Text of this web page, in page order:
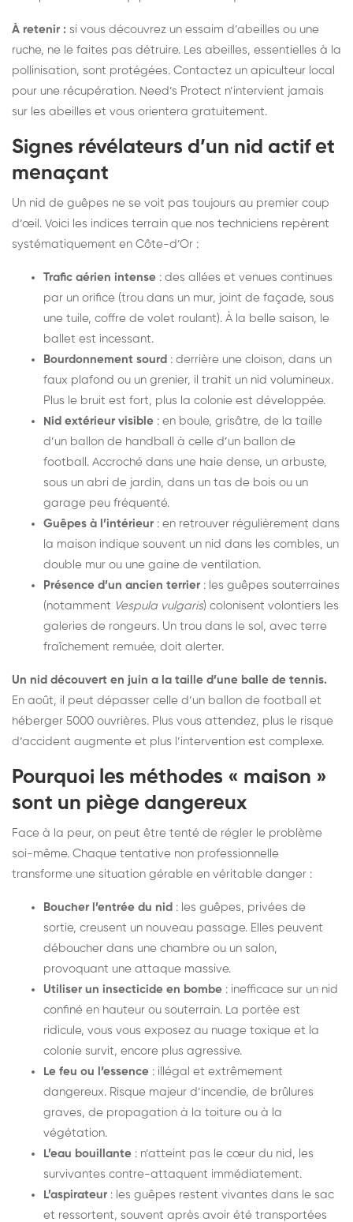
À retenir : si vous découvrez un essaim d’abeilles ou une
ruche, ne le faites pas détruire. Les abeilles, essentielles à la
pollinisation, sont protégées. Contactez un apiculteur local
pour une récupération. Need’s Protect n’intervient jamais
sur les abeilles et vous orientera gratuitement.
Signes révélateurs d’un nid actif et
menaçant
Un nid de guêpes ne se voit pas toujours au premier coup
d’œil. Voici les indices terrain que nos techniciens repèrent
systématiquement en Côte-d’Or :
Trafic aérien intense : des allées et venues continues
par un orifice (trou dans un mur, joint de façade, sous
une tuile, coffre de volet roulant). À la belle saison, le
ballet est incessant.
Bourdonnement sourd : derrière une cloison, dans un
faux plafond ou un grenier, il trahit un nid volumineux.
Plus le bruit est fort, plus la colonie est développée.
Nid extérieur visible : en boule, grisâtre, de la taille
d’un ballon de handball à celle d’un ballon de
football. Accroché dans une haie dense, un arbuste,
sous un abri de jardin, dans un tas de bois ou un
garage peu fréquenté.
Guêpes à l’intérieur : en retrouver régulièrement dans
la maison indique souvent un nid dans les combles, un
double mur ou une gaine de ventilation.
Présence d’un ancien terrier : les guêpes souterraines
(notamment Vespula vulgaris) colonisent volontiers les
galeries de rongeurs. Un trou dans le sol, avec terre
fraîchement remuée, doit alerter.
Un nid découvert en juin a la taille d’une balle de tennis.
En août, il peut dépasser celle d’un ballon de football et
héberger 5000 ouvrières. Plus vous attendez, plus le risque
d’accident augmente et plus l’intervention est complexe.
Pourquoi les méthodes « maison »
sont un piège dangereux
Face à la peur, on peut être tenté de régler le problème
soi-même. Chaque tentative non professionnelle
transforme une situation gérable en véritable danger :
Boucher l’entrée du nid : les guêpes, privées de
sortie, creusent un nouveau passage. Elles peuvent
déboucher dans une chambre ou un salon,
provoquant une attaque massive.
Utiliser un insecticide en bombe : inefficace sur un nid
confiné en hauteur ou souterrain. La portée est
ridicule, vous vous exposez au nuage toxique et la
colonie survit, encore plus agressive.
Le feu ou l’essence : illégal et extrêmement
dangereux. Risque majeur d’incendie, de brûlures
graves, de propagation à la toiture ou à la
végétation.
L’eau bouillante : n’atteint pas le cœur du nid, les
survivantes contre-attaquent immédiatement.
L’aspirateur : les guêpes restent vivantes dans le sac
et ressortent, souvent après avoir été transportées